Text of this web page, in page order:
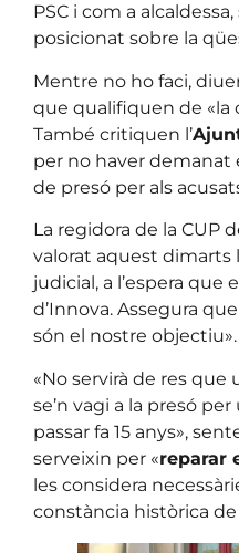
PSC i com a alcaldessa,
posicionat sobre la
Mentre no ho faci,
que qualifiquen de «la
També critiquen l’
per no haver
de presó per als
La regidora de la CUP
valorat aquest dimarts
judicial, a l’espera que
d’Innova. Assegura
són el nostre objectiu».
«No servirà de res que
se’n vagi a la presó
passar fa 15 anys»,
serveixin per «reparar
les considera
constància històrica